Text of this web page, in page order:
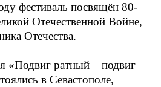
фестиваль посвящён 80-
Отечественной Войне,
Отечества.
«Подвиг ратный – подвиг
в Севастополе,